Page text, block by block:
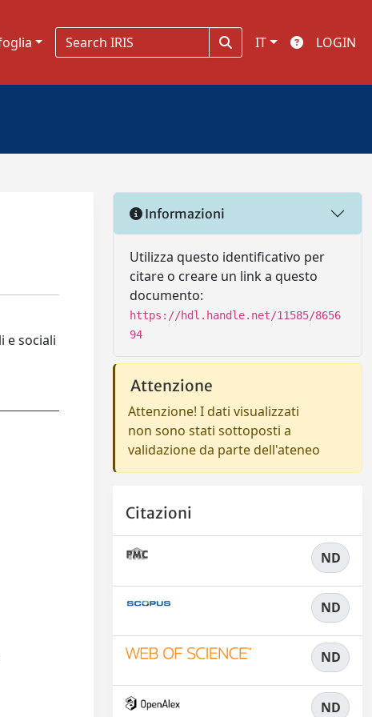
IT LOGIN
e sociali
Informazioni
Utilizza questo identificativo per
citare o creare un link a questo
documento:
https://hdl.handle.net/11585/8656
94
Attenzione
Attenzione! I dati visualizzati
non sono stati sottoposti a
validazione da parte dell'ateneo
Citazioni
ND
ND
ND
ND